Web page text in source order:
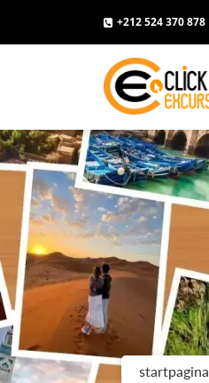
+212 524 370 878
startpagina